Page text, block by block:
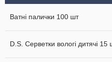
Ватні палички 100 шт
D.S. Серветки вологі дитячі 15